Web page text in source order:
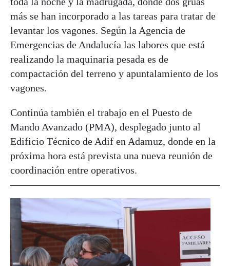
más se han incorporado a las tareas para tratar de
levantar los vagones. Según la Agencia de
Emergencias de Andalucía las labores que está
realizando la maquinaria pesada es de
compactación del terreno y apuntalamiento de los
vagones.
Continúa también el trabajo en el Puesto de
Mando Avanzado (PMA), desplegado junto al
Edificio Técnico de Adif en Adamuz, donde en la
próxima hora está prevista una nueva reunión de
coordinación entre operativos.